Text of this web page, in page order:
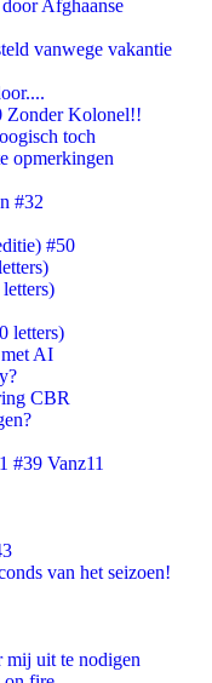
Afghaanse
vanwege vakantie
Zonder Kolonel!!
toch
opmerkingen
#32
#50
letters)
AI
CBR
#39 Vanz11
van het seizoen!
mij uit te nodigen